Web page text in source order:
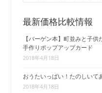
最新価格比較情報
【バーゲン本】町並みと子
手作りポップアップカード
2018年4月18日
おうたいっぱい！たのしいて
2018年4月18日